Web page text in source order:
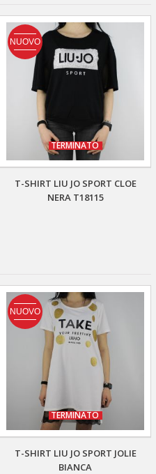
TERMINATO
NUOVO
T-SHIRT LIU JO SPORT CLOE
NERA T18115
TERMINATO
NUOVO
T-SHIRT LIU JO SPORT JOLIE
BIANCA